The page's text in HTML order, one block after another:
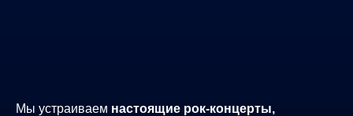
Мы устраиваем настоящие рок-концерты,